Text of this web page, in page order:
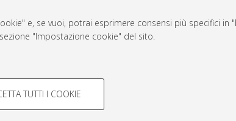
e, se vuoi, potrai esprimere consensi più specifici in
"Impostazione cookie" del sito.
COOKIE TECNICI - NECESSARI
TUTTI I COOKIE